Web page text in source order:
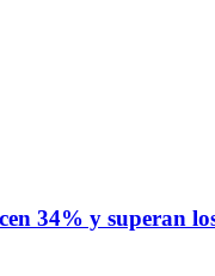
34% y superan